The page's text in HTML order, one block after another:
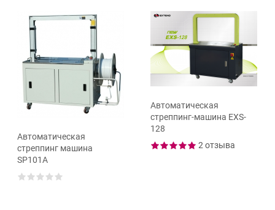
Автоматическая
стреппинг машина
SP101A
Автоматическая
стреппинг-машина EXS-
128
2 отзыва